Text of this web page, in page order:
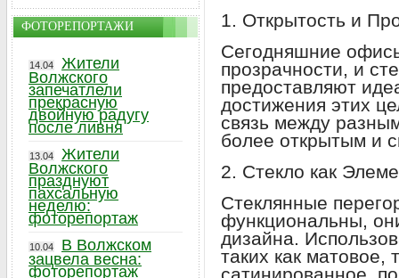
1. Открытость и
Сегодняшние
прозрачности, и
предоставляют
достижения этих
связь между
более открытым и
2. Стекло как
Стеклянные
функциональны,
дизайна.
таких как матовое,
ФОТОРЕПОРТАЖИ
14.04
Жители
Волжского
запечатлели
прекрасную
двойную радугу
после ливня
13.04
Жители
Волжского
празднуют
пахсальную
неделю:
фоторепортаж
10.04
В Волжском
зацвела весна:
фоторепортаж